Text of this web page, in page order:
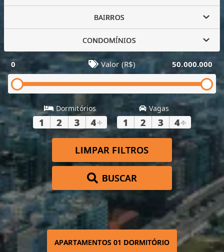
BAIRROS
CONDOMÍNIOS
0 Valor (R$) 50.000.000
Dormitórios
1 2 3 4+
Vagas
1 2 3 4+
LIMPAR FILTROS
BUSCAR
APARTAMENTOS 01 DORMITÓRIO